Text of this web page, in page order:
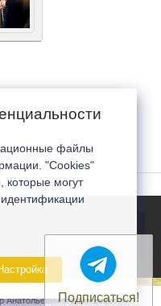
Анатольевич © 2007-2026
Подписаться!
файлы
"Cookies"
которые могут